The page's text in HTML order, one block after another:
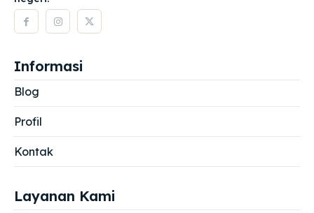
Informasi
Blog
Profil
Kontak
Layanan Kami